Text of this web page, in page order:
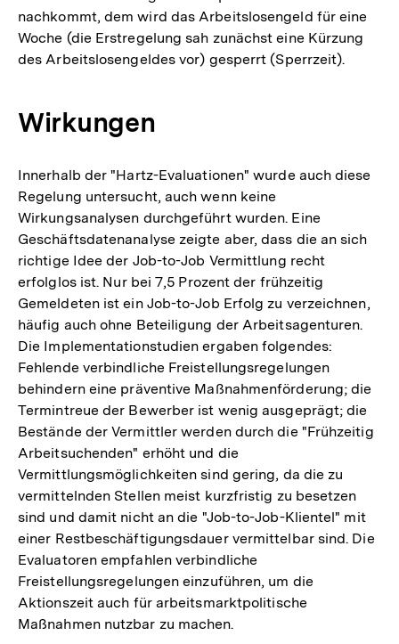
nachkommt, dem wird das Arbeitslosengeld für eine
Woche (die Erstregelung sah zunächst eine Kürzung
des Arbeitslosengeldes vor) gesperrt (Sperrzeit).
Wirkungen
Innerhalb der "Hartz-Evaluationen" wurde auch diese
Regelung untersucht, auch wenn keine
Wirkungsanalysen durchgeführt wurden. Eine
Geschäftsdatenanalyse zeigte aber, dass die an sich
richtige Idee der Job-to-Job Vermittlung recht
erfolglos ist. Nur bei 7,5 Prozent der frühzeitig
Gemeldeten ist ein Job-to-Job Erfolg zu verzeichnen,
häufig auch ohne Beteiligung der Arbeitsagenturen.
Die Implementationstudien ergaben folgendes:
Fehlende verbindliche Freistellungsregelungen
behindern eine präventive Maßnahmenförderung; die
Termintreue der Bewerber ist wenig ausgeprägt; die
Bestände der Vermittler werden durch die "Frühzeitig
Arbeitsuchenden" erhöht und die
Vermittlungsmöglichkeiten sind gering, da die zu
vermittelnden Stellen meist kurzfristig zu besetzen
sind und damit nicht an die "Job-to-Job-Klientel" mit
einer Restbeschäftigungsdauer vermittelbar sind. Die
Evaluatoren empfahlen verbindliche
Freistellungsregelungen einzuführen, um die
Aktionszeit auch für arbeitsmarktpolitische
Maßnahmen nutzbar zu machen.